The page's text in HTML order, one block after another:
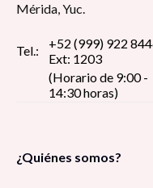
Mérida, Yuc.
Tel.:
+52 (999) 922
Ext: 1203
(Horario de 9:00 -
14:30 horas)
¿Quiénes somos?